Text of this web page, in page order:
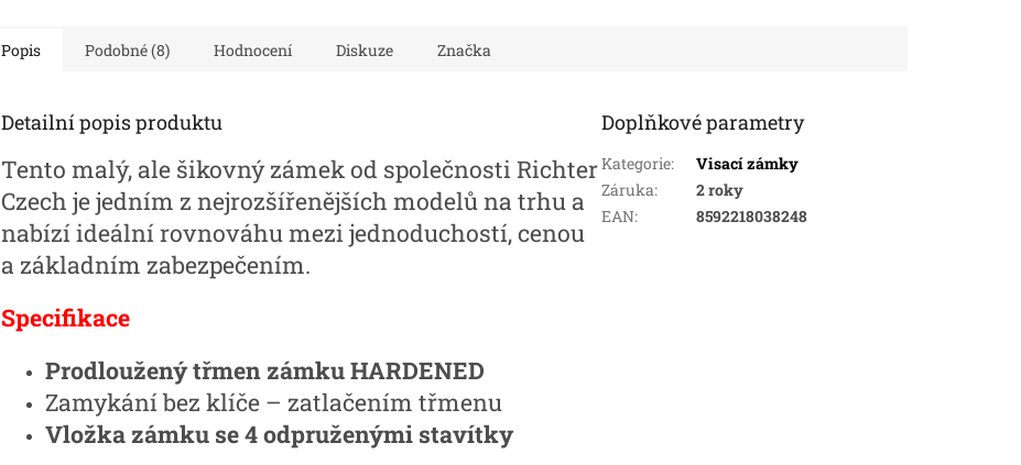
Popis Podobné (8) Hodnocení Diskuze Značka
Detailní popis produktu
Tento malý, ale šikovný zámek od společnosti Richter
Czech je jedním z nejrozšířenějších modelů na trhu a
nabízí ideální rovnováhu mezi jednoduchostí, cenou
a základním zabezpečením.
Specifikace
Prodloužený třmen zámku HARDENED
Zamykání bez klíče – zatlačením třmenu
Vložka zámku se 4 odpruženými stavítky
Doplňkové parametry
Kategorie:
Visací zámky
Záruka:
2 roky
EAN: 8592218038248